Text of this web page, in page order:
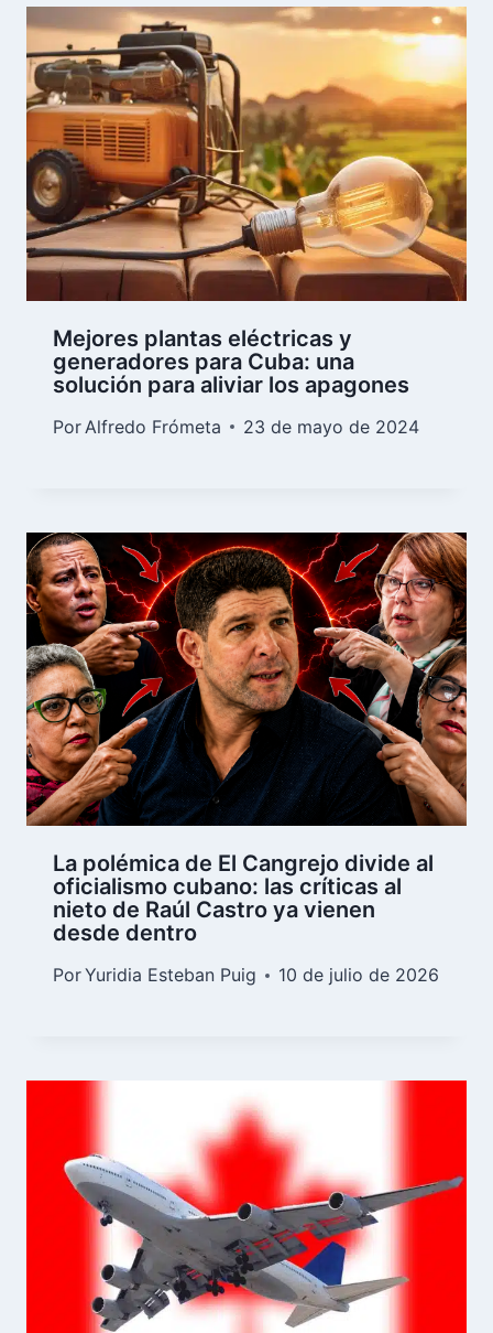
Mejores plantas eléctricas y
generadores para Cuba: una
solución para aliviar los apagones
Por Alfredo Frómeta 23 de mayo de 2024
La polémica de El Cangrejo divide al
oficialismo cubano: las críticas al
nieto de Raúl Castro ya vienen
desde dentro
PorYuridia Esteban Puig 10 de julio de 2026